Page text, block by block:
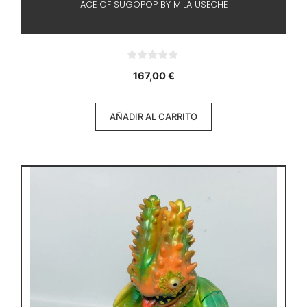
ACE OF SUGOPOP BY MILA USECHE
167,00€
AÑADIR AL CARRITO